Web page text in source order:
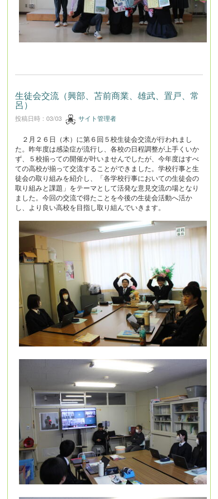
生徒会交流（興部、苫前商業、雄武、置戸、常
呂）
投稿日時 : 03/03 サイト管理者
２月２６日（木）に第６回５校生徒会交流が行われまし
た。昨年度は感染症が流行し、各校の日程調整が上手くいか
ず、５校揃っての開催が叶いませんでしたが、今年度はすべ
ての高校が揃って交流することができました。学校行事と生
徒会の取り組みを紹介し、「各学校行事においての生徒会の
取り組みと課題」をテーマとして活発な意見交流の場となり
ました。今回の交流で得たことを今後の生徒会活動へ活か
し、より良い高校を目指し取り組んでいきます。